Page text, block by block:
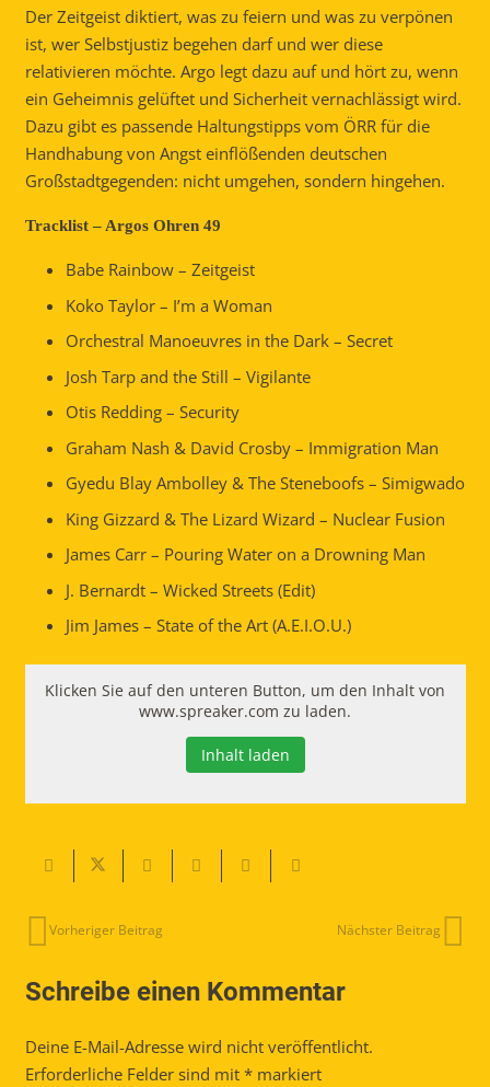
Der Zeitgeist diktiert, was zu feiern und was zu verpönen
ist, wer Selbstjustiz begehen darf und wer diese
relativieren möchte. Argo legt dazu auf und hört zu, wenn
ein Geheimnis gelüftet und Sicherheit vernachlässigt wird.
Dazu gibt es passende Haltungstipps vom ÖRR für die
Handhabung von Angst einflößenden deutschen
Großstadtgegenden: nicht umgehen, sondern hingehen.
Tracklist – Argos Ohren 49
Babe Rainbow – Zeitgeist
Koko Taylor – I’m a Woman
Orchestral Manoeuvres in the Dark – Secret
Josh Tarp and the Still – Vigilante
Otis Redding – Security
Graham Nash & David Crosby – Immigration Man
Gyedu Blay Ambolley & The Steneboofs – Simigwado
King Gizzard & The Lizard Wizard – Nuclear Fusion
James Carr – Pouring Water on a Drowning Man
J. Bernardt – Wicked Streets (Edit)
Jim James – State of the Art (A.E.I.O.U.)
Klicken Sie auf den unteren Button, um den Inhalt von
www.spreaker.com zu laden.
Inhalt laden
Vorheriger Beitrag Nächster Beitrag
Schreibe einen Kommentar
Deine E-Mail-Adresse wird nicht veröffentlicht.
Erforderliche Felder sind mit *markiert